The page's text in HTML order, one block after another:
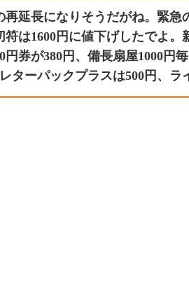
延長になりそうだがね。緊急
は1600円に値下げしたでよ。
券が380円、備長扇屋1000円
ターパックプラスは500円、ラ